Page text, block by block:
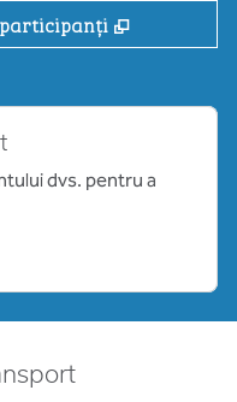
,
dvs. pentru a